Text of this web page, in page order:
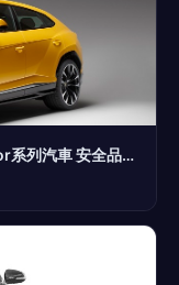
蘭博基尼召回部分進口Urus及Aventador系列汽車 安全品質再升級